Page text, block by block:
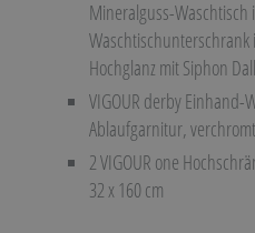
Mineralguss-
Waschtischunterschrank
Hochglanz mit Siphon
VIGOUR derby
Ablaufgarnitur, verchromt
2 VIGOUR one
32 x 160 cm